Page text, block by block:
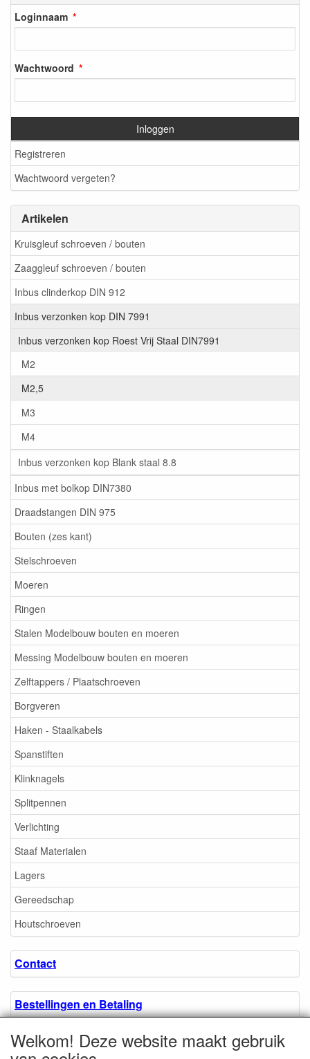
Loginnaam
Wachtwoord
Inloggen
Registreren
Wachtwoord vergeten?
Artikelen
Kruisgleuf schroeven / bouten
Zaaggleuf schroeven / bouten
Inbus clinderkop DIN 912
Inbus verzonken kop DIN 7991
Inbus verzonken kop Roest Vrij Staal DIN7991
M2
M2,5
M3
M4
Inbus verzonken kop Blank staal 8.8
Inbus met bolkop DIN7380
Draadstangen DIN 975
Bouten (zes kant)
Stelschroeven
Moeren
Ringen
Stalen Modelbouw bouten en moeren
Messing Modelbouw bouten en moeren
Zelftappers / Plaatschroeven
Borgveren
Haken - Staalkabels
Spanstiften
Klinknagels
Splitpennen
Verlichting
Staaf Materialen
Lagers
Gereedschap
Houtschroeven
Contact
Bestellingen en Betaling
Algemene voorwaarden
Welkom! Deze website maakt gebruik